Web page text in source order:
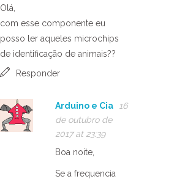
Olá,
com esse componente eu
posso ler aqueles microchips
de identificação de animais??
Responder
Arduino e Cia
16
de outubro de
2017 at 23:39
Boa noite,
Se a frequencia